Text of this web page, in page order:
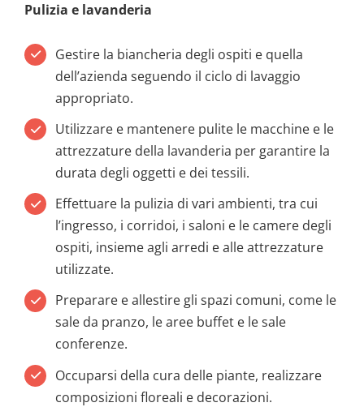
Pulizia e lavanderia
Gestire la biancheria degli ospiti e quella
dell’azienda seguendo il ciclo di lavaggio
appropriato.
Utilizzare e mantenere pulite le macchine e le
attrezzature della lavanderia per garantire la
durata degli oggetti e dei tessili.
Effettuare la pulizia di vari ambienti, tra cui
l’ingresso, i corridoi, i saloni e le camere degli
ospiti, insieme agli arredi e alle attrezzature
utilizzate.
Preparare e allestire gli spazi comuni, come le
sale da pranzo, le aree buffet e le sale
conferenze.
Occuparsi della cura delle piante, realizzare
composizioni floreali e decorazioni.